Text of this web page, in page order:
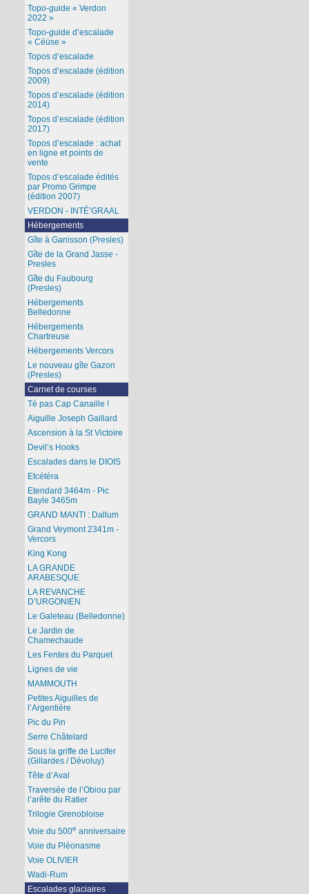
Topo-guide « Verdon
2022 »
Topo-guide d’escalade
« Céüse »
Topos d’escalade
Topos d’escalade (édition
2009)
Topos d’escalade (édition
2014)
Topos d’escalade (édition
2017)
Topos d’escalade : achat
en ligne et points de
vente
Topos d’escalade édités
par Promo Grimpe
(édition 2007)
VERDON - INTÉ’GRAAL
Hébergements
Gîte à Ganisson (Presles)
Gîte de la Grand Jasse -
Presles
Gîte du Faubourg
(Presles)
Hébergements
Belledonne
Hébergements
Chartreuse
Hébergements Vercors
Le nouveau gîte Gazon
(Presles)
Carnet de courses
Té pas Cap Canaille !
Aiguille Joseph Gaillard
Ascension à la St Victoire
Devil’s Hooks
Escalades dans le DIOIS
Etcétéra
Etendard 3464m - Pic
Bayle 3465m
GRAND MANTI : Dallum
Grand Veymont 2341m -
Vercors
King Kong
LA GRANDE
ARABESQUE
LA REVANCHE
D’URGONIEN
Le Galeteau (Belledonne)
Le Jardin de
Chamechaude
Les Fentes du Parquet
Lignes de vie
MAMMOUTH
Petites Aiguilles de
l’Argentière
Pic du Pin
Serre Châtelard
Sous la griffe de Lucifer
(Gillardes / Dévoluy)
Tête d’Aval
Traversée de l’Obiou par
l’arête du Ratier
Trilogie Grenobloise
Voie du 500e anniversaire
Voie du Pléonasme
Voie OLIVIER
Wadi-Rum
Escalades glaciaires